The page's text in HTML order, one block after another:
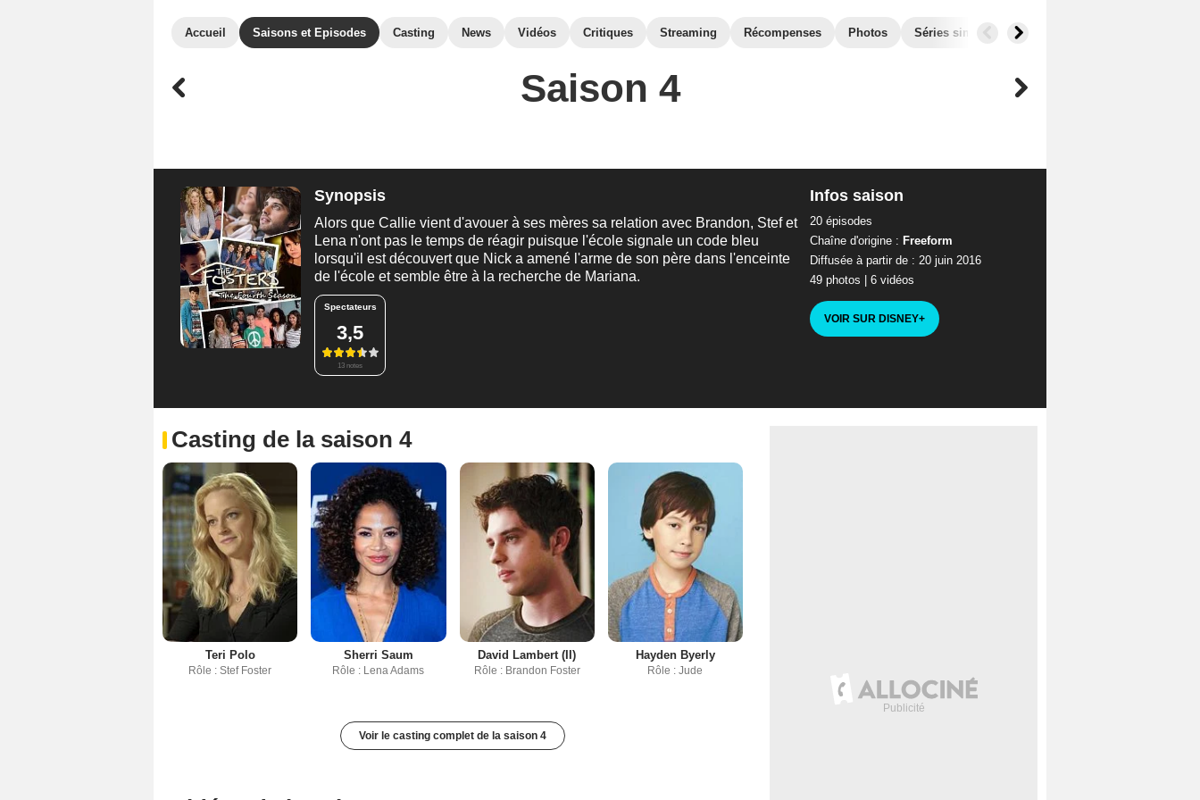
Accueil Saisons et Episodes Casting News Vidéos Critiques Streaming Récompenses Photos Séries similaires
Saison 4
Synopsis
Alors que Callie vient d'avouer à ses mères sa relation avec Brandon, Stef et
Lena n'ont pas le temps de réagir puisque l'école signale un code bleu
lorsqu'il est découvert que Nick a amené l'arme de son père dans l'enceinte
de l'école et semble être à la recherche de Mariana.
Spectateurs
3,5
13 notes
Infos saison
20 épisodes
Chaîne d'origine : Freeform
Diffusée à partir de : 20 juin 2016
49 photos
6 vidéos
VOIR SUR DISNEY+
Casting de la saison 4
Teri Polo
Rôle : Stef Foster
Sherri Saum
Rôle : Lena Adams
David Lambert (II)
Rôle : Brandon Foster
Hayden Byerly
Rôle : Jude
Voir le casting complet de la saison 4